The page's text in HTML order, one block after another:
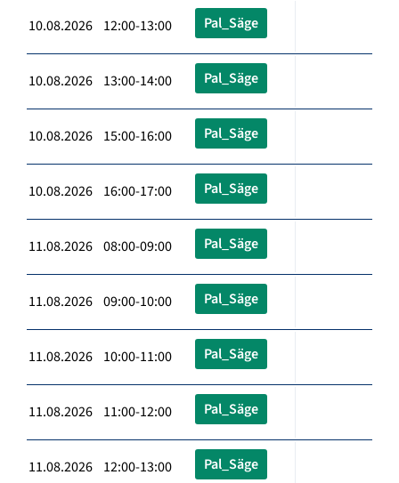
10.08.2026 12:00-13:00 Pal_Säge
10.08.2026 13:00-14:00 Pal_Säge
10.08.2026 15:00-16:00 Pal_Säge
10.08.2026 16:00-17:00 Pal_Säge
11.08.2026 08:00-09:00 Pal_Säge
11.08.2026 09:00-10:00 Pal_Säge
11.08.2026 10:00-11:00 Pal_Säge
11.08.2026 11:00-12:00 Pal_Säge
11.08.2026 12:00-13:00 Pal_Säge